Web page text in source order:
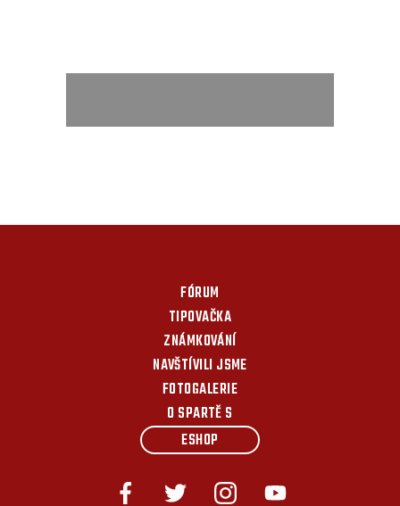
FÓRUM
TIPOVAČKA
ZNÁMKOVÁNÍ
NAVŠTÍVILI JSME
FOTOGALERIE
O SPARTĚ S
ESHOP